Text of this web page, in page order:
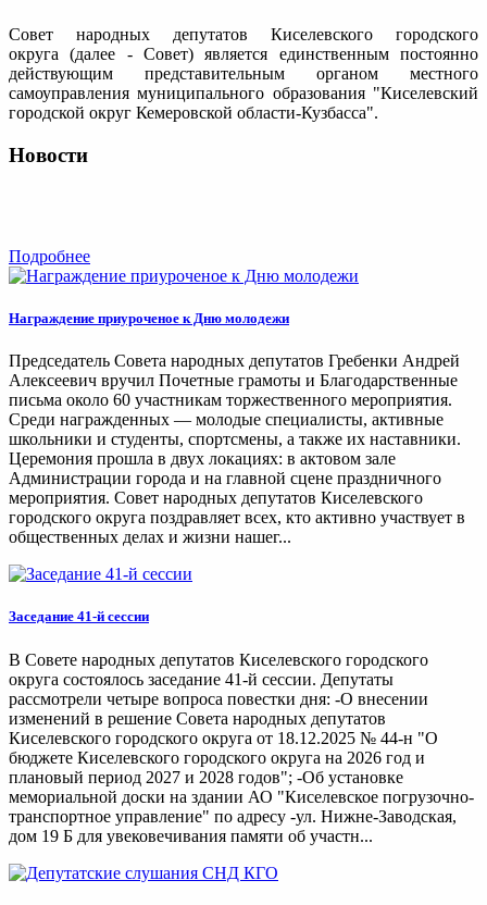
Совет народных депутатов Киселевского городского
округа (далее - Совет) является единственным постоянно
действующим представительным органом местного
самоуправления муниципального образования "Киселевский
городской округ Кемеровской области-Кузбасса".
Новости
Подробнее
Награждение приуроченое к Дню молодежи
Председатель Совета народных депутатов Гребенки Андрей
Алексеевич вручил Почетные грамоты и Благодарственные
письма около 60 участникам торжественного мероприятия.
Среди награжденных — молодые специалисты, активные
школьники и студенты, спортсмены, а также их наставники.
Церемония прошла в двух локациях: в актовом зале
Администрации города и на главной сцене праздничного
мероприятия. Совет народных депутатов Киселевского
городского округа поздравляет всех, кто активно участвует в
общественных делах и жизни нашег...
Заседание 41-й сессии
В Совете народных депутатов Киселевского городского
округа состоялось заседание 41-й сессии. Депутаты
рассмотрели четыре вопроса повестки дня: -О внесении
изменений в решение Совета народных депутатов
Киселевского городского округа от 18.12.2025 № 44-н "О
бюджете Киселевского городского округа на 2026 год и
плановый период 2027 и 2028 годов"; -Об установке
мемориальной доски на здании АО "Киселевское погрузочно-
транспортное управление" по адресу -ул. Нижне-Заводская,
дом 19 Б для увековечивания памяти об участн...